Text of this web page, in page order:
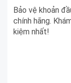
Bảo vệ khoản
chính hãng.
kiệm nhất!